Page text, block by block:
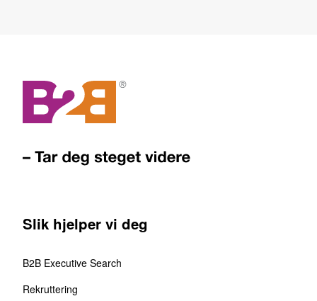
Slik hjelper vi deg
B2B Executive Search
Rekruttering